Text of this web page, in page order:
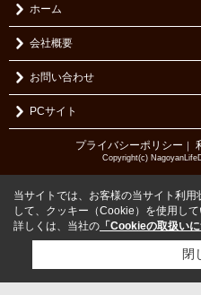
ホーム
会社概要
お問い合わせ
PCサイト
プライバシーポリシー ｜
Copyright(c)
当サイトでは、お客様の当サイト利
して、クッキー（Cookie）を使用して
詳しくは、当社の 「Cookieの取扱いに
閉